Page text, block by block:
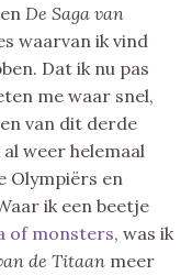
en De Saga van
waarvan ik vind
Dat ik nu pas
me waar snel,
van dit derde
weer helemaal
Olympiërs en
ik een beetje
of monsters, was ik
de Titaan meer